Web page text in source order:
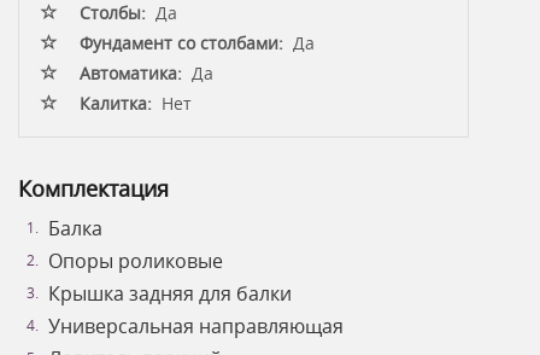
Столбы: Да
Фундамент со столбами: Да
Автоматика: Да
Калитка: Нет
Комплектация
Балка
Опоры роликовые
Крышка задняя для балки
Универсальная направляющая